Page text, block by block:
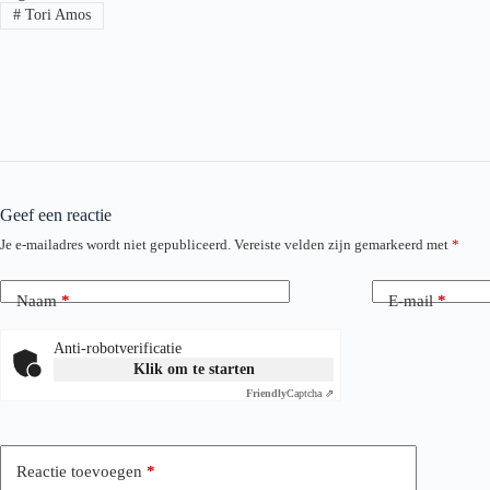
#Tori Amos
Geef een reactie
Je e-mailadres wordt niet gepubliceerd. Vereiste velden zijn gemarkeerd met *
Naam* E-mail*
Anti-robotverificatie
Klik om te starten
FriendlyCaptcha ⇗
Reactie toevoegen *